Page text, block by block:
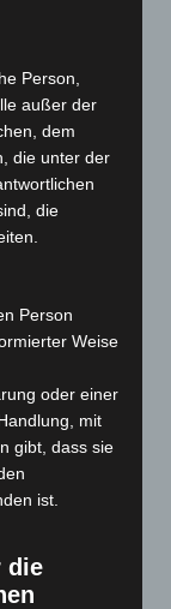
Person,
außer der
dem
die unter der
die
Person
Weise
oder einer
mit
gibt, dass sie
ist.
die